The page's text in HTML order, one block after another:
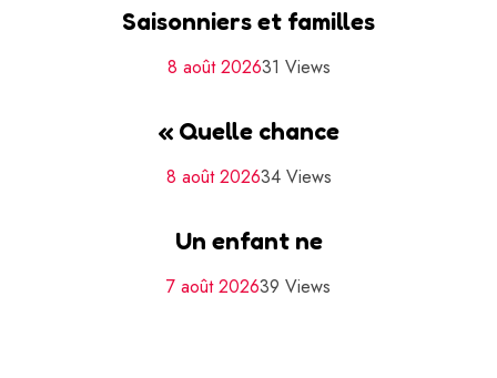
Saisonniers et familles
8 août 202631 Views
« Quelle chance
8 août 202634 Views
Un enfant ne
7 août 202639 Views